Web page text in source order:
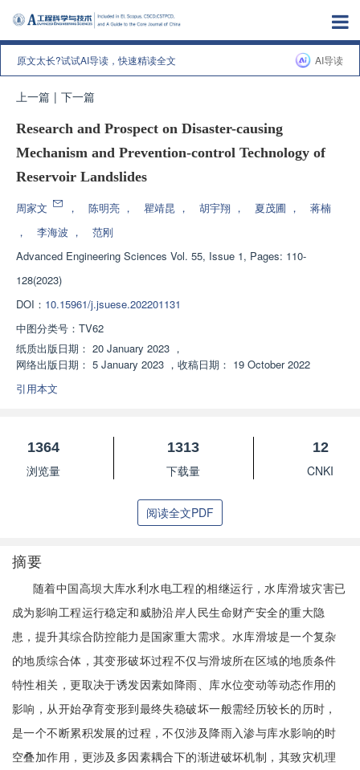
原文太长?试试AI导读，快速精读全文 AI导读
上一篇 | 下一篇
Research and Prospect on Disaster-causing
Mechanism and Prevention-control Technology of
Reservoir Landslides
周家文 ， 陈明亮 ， 瞿靖昆 ， 胡宇翔 ， 夏茂圃 ，
蒋楠
，
李海波 ，
范刚
Advanced Engineering Sciences Vol. 55, Issue 1, Pages: 110-
128(2023)
DOI： 10.15961/j.jsuese.202201131
中图分类号： TV62
纸质出版日期： 20 January 2023 ，
网络出版日期： 5 January 2023 ， 收稿日期： 19 October 2022
引用本文
1364
浏览量
1313
下载量
12
CNKI
阅读全文PDF
摘要
随着中国高坝大库水利水电工程的相继运行，水库滑坡灾害已
成为影响工程运行稳定和威胁沿岸人民生命财产安全的重大隐
患，提升其综合防控能力是国家重大需求。水库滑坡是一个复杂
的地质综合体，其变形破坏过程不仅与滑坡所在区域的地质条件
特性相关，更取决于诱发因素如降雨、库水位变动等动态作用的
影响，从开始孕育变形到最终失稳破坏一般需经历较长的历时，
是一个不断累积发展的过程，不仅涉及降雨入渗与库水影响的时
空叠加作用，更涉及多因素耦合下的渐进破坏机制，其致灾机理